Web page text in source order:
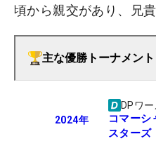
頃から親交があり、兄
主な優勝トーナメント
2024年
DPワ
コマーシ
スターズ